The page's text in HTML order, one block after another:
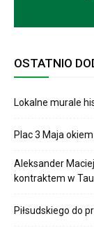
OSTATNIO
Lokalne murale
Plac 3 Maja
Aleksander
kontraktem w
Piłsudskiego do